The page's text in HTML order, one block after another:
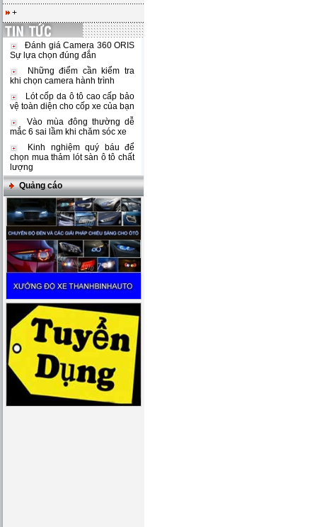
+
Đánh giá Camera 360 ORIS
Sự lựa chọn đúng đắn
Những điểm cần kiểm tra
khi chọn camera hành trình
Lót cốp da ô tô cao cấp bảo
vệ toàn diện cho cốp xe của bạn
Vào mùa đông thường dễ
mắc 6 sai lầm khi chăm sóc xe
Kinh nghiệm quý báu để
chọn mua thảm lót sàn ô tô chất
lượng
Quảng cáo